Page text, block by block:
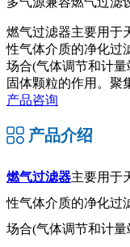
燃气过滤器主要用于
性气体介质的净化过
场合(气体调节和计
固体颗粒的作用。聚
产品咨询
产品介绍
燃气过滤器主要用于
性气体介质的净化过
场合(气体调节和计